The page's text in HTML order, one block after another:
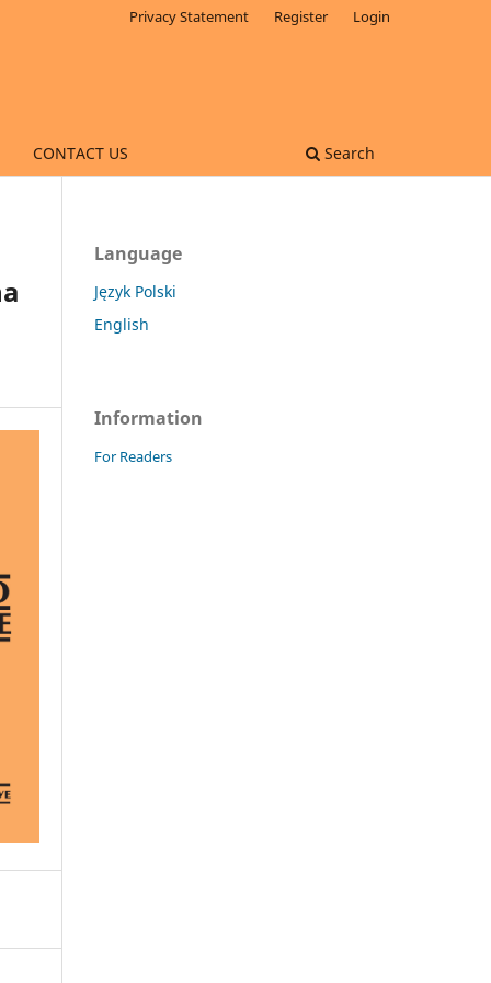
CONTACT US Search
Privacy Statement Register Login
Language
Język Polski
English
Information
For Readers